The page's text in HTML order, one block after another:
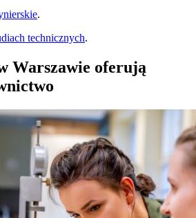
.
technicznych.
Warszawie oferują